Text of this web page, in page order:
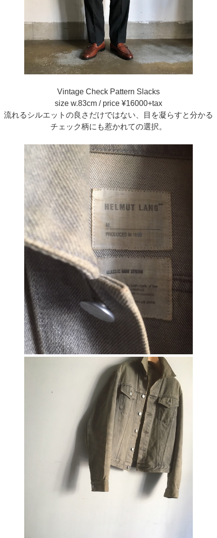
Vintage Check Pattern Slacks
size w.83cm / price ¥16000+tax
流れるシルエットの良さだけではない、目を凝らすと分かる
チェック柄にも惹かれての選択。